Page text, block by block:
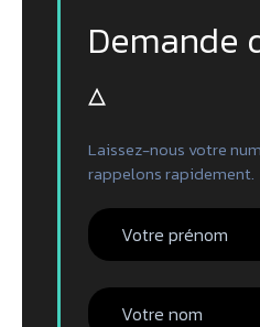
Demande
▵
Laissez-nous votre
rappelons rapidement.